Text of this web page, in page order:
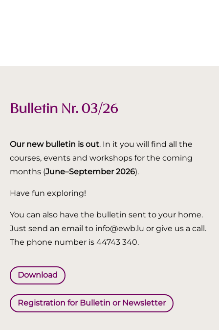
Bulletin Nr. 03/26
Our new bulletin is out. In it you will find all the
courses, events and workshops for the coming
months (June–September 2026).
Have fun exploring!
You can also have the bulletin sent to your home.
Just send an email to info@ewb.lu or give us a call.
The phone number is 44743 340.
Download
Registration for Bulletin or Newsletter